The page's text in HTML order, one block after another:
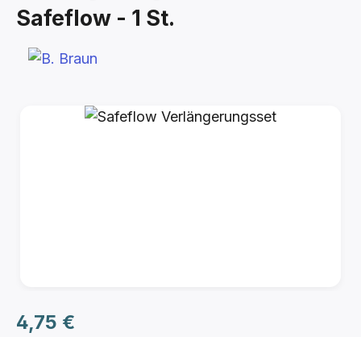
Safeflow - 1 St.
Bildergalerie überspringen
Regulärer Preis:
4,75 €